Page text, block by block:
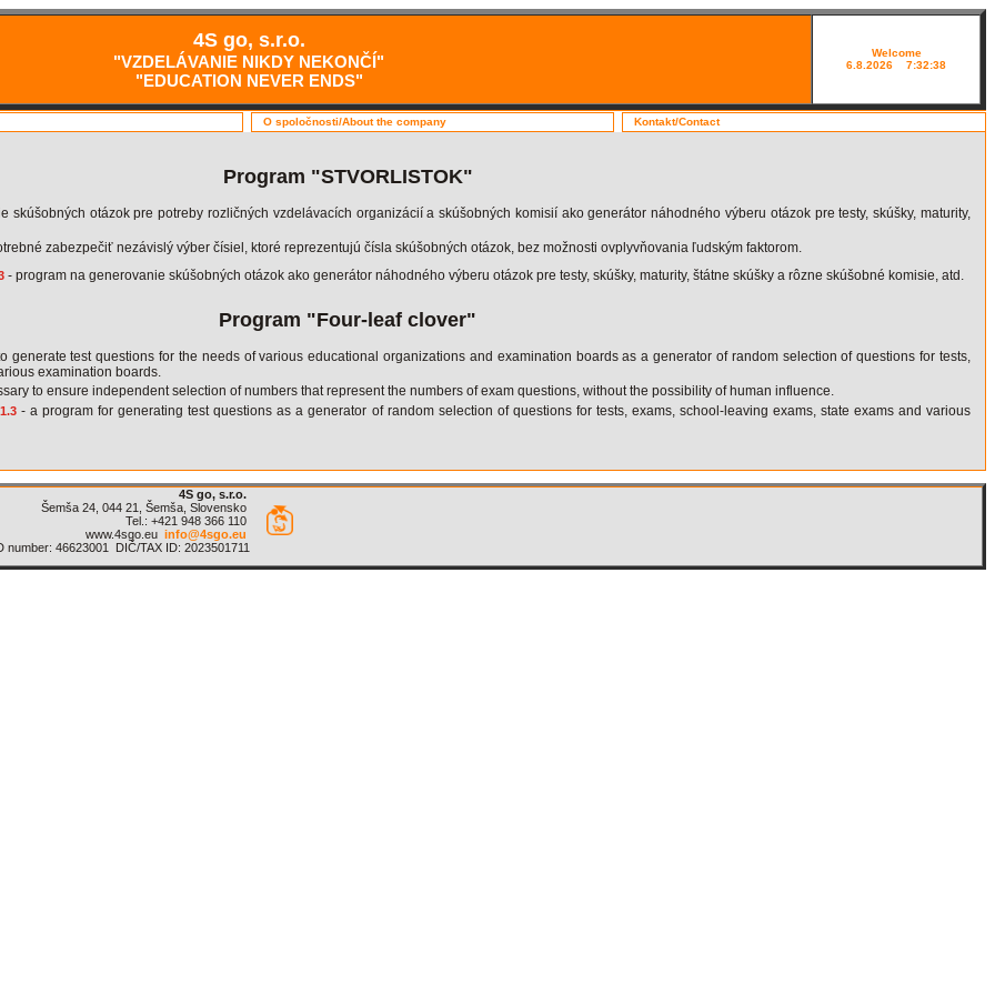
4S go, s.r.o.
"VZDELÁVANIE NIKDY NEKONČÍ"
"EDUCATION NEVER ENDS"
Welcome
6.8.2026 7:32:38
O spoločnosti/About the company Kontakt/Contact
Program "STVORLISTOK"
skúšobných otázok pre potreby rozličných vzdelávacích organizácií a skúšobných komisií ako generátor náhodného výberu otázok pre testy, skúšky, maturity,
zabezpečiť nezávislý výber čísiel, ktoré reprezentujú čísla skúšobných otázok, bez možnosti ovplyvňovania ľudským faktorom.
- program na generovanie skúšobných otázok ako generátor náhodného výberu otázok pre testy, skúšky, maturity, štátne skúšky a rôzne skúšobné komisie, atd.
Program "Four-leaf clover"
generate test questions for the needs of various educational organizations and examination boards as a generator of random selection of questions for tests,
examination boards.
to ensure independent selection of numbers that represent the numbers of exam questions, without the possibility of human influence.
- a program for generating test questions as a generator of random selection of questions for tests, exams, school-leaving exams, state exams and various
4S go, s.r.o.
Šemša 24, 044 21, Šemša, Slovensko
Tel.: +421 948 366 110
www.4sgo.eu info@4sgo.eu
number: 46623001 DIČ/TAX ID: 2023501711